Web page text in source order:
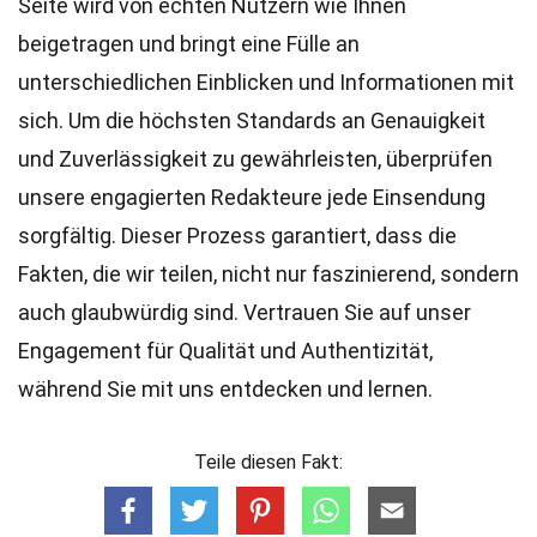
Seite wird von echten Nutzern wie Ihnen
beigetragen und bringt eine Fülle an
unterschiedlichen Einblicken und Informationen mit
sich. Um die höchsten Standards an Genauigkeit
und Zuverlässigkeit zu gewährleisten, überprüfen
unsere engagierten Redakteure jede Einsendung
sorgfältig. Dieser Prozess garantiert, dass die
Fakten, die wir teilen, nicht nur faszinierend, sondern
auch glaubwürdig sind. Vertrauen Sie auf unser
Engagement für Qualität und Authentizität,
während Sie mit uns entdecken und lernen.
Teile diesen Fakt: